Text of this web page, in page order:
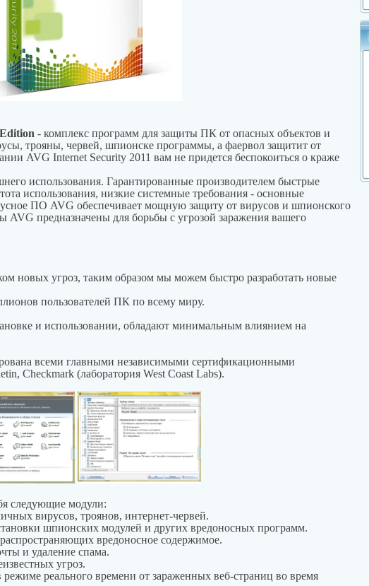
- комплекс программ для защиты ПК от опасных объектов и
трояны, червей, шпионске программы, а фаервол защитит от
AVG Internet Security 2011 вам не придется беспокоиться о краже
использования. Гарантированные производителем быстрые
использования, низкие системные требования - основные
ПО AVG обеспечивает мощную защиту от вирусов и шпионского
предназначены для борьбы с угрозой заражения вашего
новых угроз, таким образом мы можем быстро разработать новые
пользователей ПК по всему миру.
и использовании, обладают минимальным влиянием на
всеми главными независимыми сертификационными
Checkmark (лаборатория West Coast Labs).
следующие модули:
вирусов, троянов, интернет-червей.
шпионских модулей и других вредоносных программ.
вредоносное содержимое.
и удаление спама.
угроз.
реального времени от зараженных веб-страниц во время